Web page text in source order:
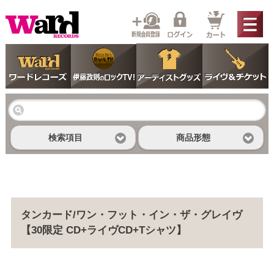
検索項目 商品形態
タンカード/ワン・フット・イン・ザ・グレイヴ
【30限定 CD+ライヴCD+Tシャツ】